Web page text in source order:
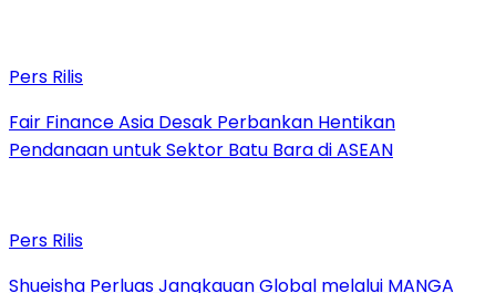
Pers Rilis
Fair Finance Asia Desak Perbankan Hentikan
Pendanaan untuk Sektor Batu Bara di ASEAN
Pers Rilis
Shueisha Perluas Jangkauan Global melalui MANGA